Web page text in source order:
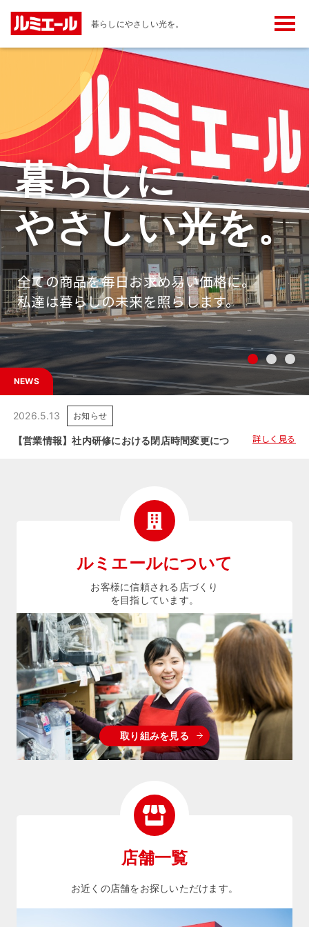
暮らしにやさしい光を。
メ
ニ
ー
ン
暮らしに
やさしい光を。
全ての商品を毎日お求め易い価格に。
私達は暮らしの未来を照らします。
NEWS
2026.5.13 お知らせ
【営業情報】社内研修における閉店時間変更につきましてのご案内
詳しく見る
ルミエールについて
お客様に信頼される店づくり
を目指しています。
取り組みを見る
店舗一覧
お近くの店舗をお探しいただけます。